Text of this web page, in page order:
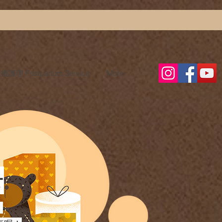
護理 Postpartum Service More